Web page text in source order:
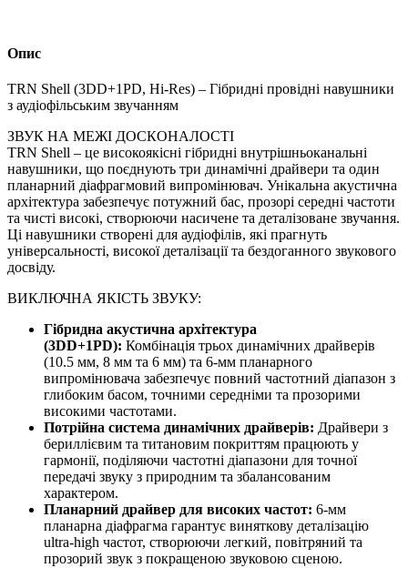
Опис
TRN Shell (3DD+1PD, Hi-Res) – Гібридні провідні навушники
з аудіофільським звучанням
ЗВУК НА МЕЖІ ДОСКОНАЛОСТІ
TRN Shell – це високоякісні гібридні внутрішньоканальні
навушники, що поєднують три динамічні драйвери та один
планарний діафрагмовий випромінювач. Унікальна акустична
архітектура забезпечує потужний бас, прозорі середні частоти
та чисті високі, створюючи насичене та деталізоване звучання.
Ці навушники створені для аудіофілів, які прагнуть
універсальності, високої деталізації та бездоганного звукового
досвіду.
ВИКЛЮЧНА ЯКІСТЬ ЗВУКУ:
Гібридна акустична архітектура
(3DD+1PD): Комбінація трьох динамічних драйверів
(10.5 мм, 8 мм та 6 мм) та 6-мм планарного
випромінювача забезпечує повний частотний діапазон з
глибоким басом, точними середніми та прозорими
високими частотами.
Потрійна система динамічних драйверів: Драйвери з
бериллієвим та титановим покриттям працюють у
гармонії, поділяючи частотні діапазони для точної
передачі звуку з природним та збалансованим
характером.
Планарний драйвер для високих частот: 6-мм
планарна діафрагма гарантує виняткову деталізацію
ultra-high частот, створюючи легкий, повітряний та
прозорий звук з покращеною звуковою сценою.